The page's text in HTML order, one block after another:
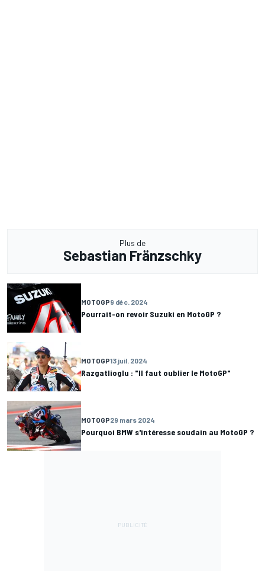
Plus de
Sebastian Fränzschky
MOTOGP9 déc. 2024
Pourrait-on revoir Suzuki en MotoGP ?
MOTOGP13 juil. 2024
Razgatlioglu : "Il faut oublier le MotoGP"
MOTOGP29 mars 2024
Pourquoi BMW s'intéresse soudain au MotoGP ?